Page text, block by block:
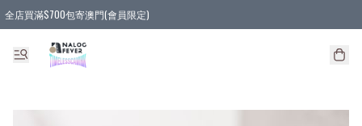
全店買滿$700包寄澳門(會員限定)
全店買滿3件貨品, 包寄順豐智能櫃/順豐站
全店買滿$580或5件貨品, 包寄順豐上門(會員限定)